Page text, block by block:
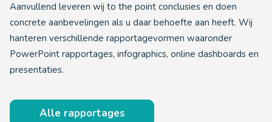
Aanvullend leveren wij to the point conclusies en doen
concrete aanbevelingen als u daar behoefte aan heeft. Wij
hanteren verschillende rapportagevormen waaronder
PowerPoint rapportages, infographics, online dashboards en
presentaties.
Alle rapportages